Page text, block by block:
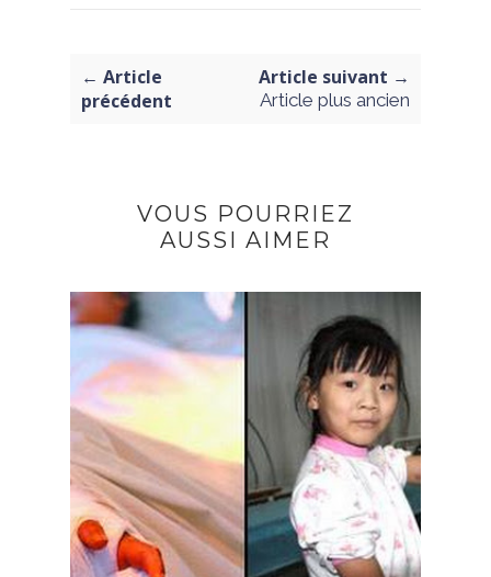
← Article
précédent
Article suivant →
Article plus ancien
VOUS POURRIEZ
AUSSI AIMER